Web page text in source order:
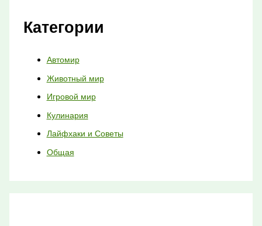
Категории
Автомир
Животный мир
Игровой мир
Кулинария
Лайфхаки и Советы
Общая